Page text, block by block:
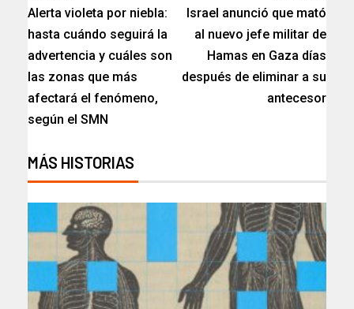
Alerta violeta por niebla:
hasta cuándo seguirá la
advertencia y cuáles son
las zonas que más
afectará el fenómeno,
según el SMN
Israel anunció que mató
al nuevo jefe militar de
Hamas en Gaza días
después de eliminar a su
antecesor
MÁS HISTORIAS